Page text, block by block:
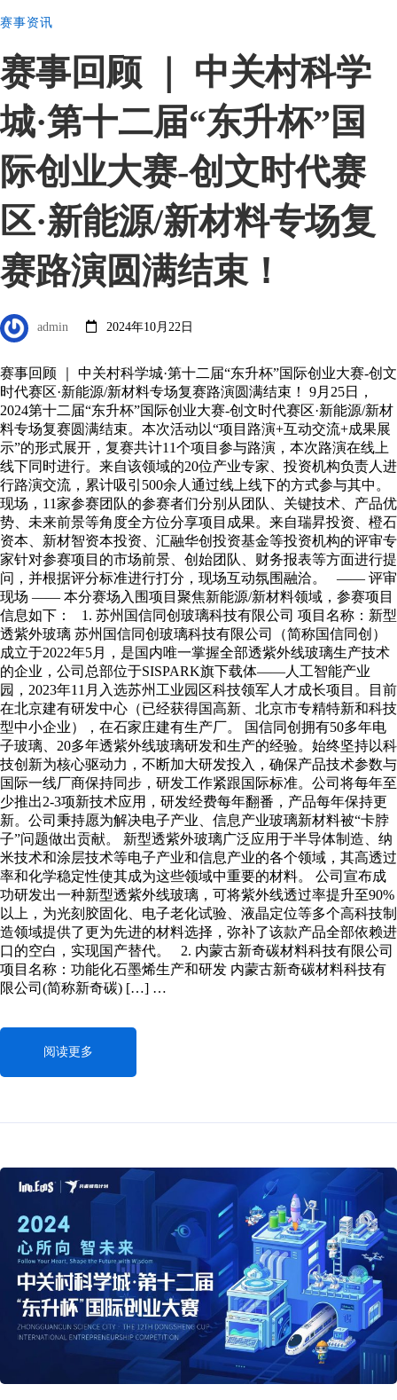
赛事资讯
赛事回顾 ｜ 中关村科学
城·第十二届“东升杯”国
际创业大赛-创文时代赛
区·新能源/新材料专场复
赛路演圆满结束！
admin 2024年10月22日
赛事回顾 ｜ 中关村科学城·第十二届“东升杯”国际创业大赛-创文
时代赛区·新能源/新材料专场复赛路演圆满结束！ 9月25日，
2024第十二届“东升杯”国际创业大赛-创文时代赛区·新能源/新材
料专场复赛圆满结束。本次活动以“项目路演+互动交流+成果展
示”的形式展开，复赛共计11个项目参与路演，本次路演在线上
线下同时进行。来自该领域的20位产业专家、投资机构负责人进
行路演交流，累计吸引500余人通过线上线下的方式参与其中。
现场，11家参赛团队的参赛者们分别从团队、关键技术、产品优
势、未来前景等角度全方位分享项目成果。来自瑞昇投资、橙石
资本、新材智资本投资、汇融华创投资基金等投资机构的评审专
家针对参赛项目的市场前景、创始团队、财务报表等方面进行提
问，并根据评分标准进行打分，现场互动氛围融洽。 —— 评审
现场 —— 本分赛场入围项目聚焦新能源/新材料领域，参赛项目
信息如下： 1. 苏州国信同创玻璃科技有限公司 项目名称：新型
透紫外玻璃 苏州国信同创玻璃科技有限公司（简称国信同创）
成立于2022年5月，是国内唯一掌握全部透紫外线玻璃生产技术
的企业，公司总部位于SISPARK旗下载体——人工智能产业
园，2023年11月入选苏州工业园区科技领军人才成长项目。目前
在北京建有研发中心（已经获得国高新、北京市专精特新和科技
型中小企业），在石家庄建有生产厂。 国信同创拥有50多年电
子玻璃、20多年透紫外线玻璃研发和生产的经验。始终坚持以科
技创新为核心驱动力，不断加大研发投入，确保产品技术参数与
国际一线厂商保持同步，研发工作紧跟国际标准。公司将每年至
少推出2-3项新技术应用，研发经费每年翻番，产品每年保持更
新。公司秉持愿为解决电子产业、信息产业玻璃新材料被“卡脖
子”问题做出贡献。 新型透紫外玻璃广泛应用于半导体制造、纳
米技术和涂层技术等电子产业和信息产业的各个领域，其高透过
率和化学稳定性使其成为这些领域中重要的材料。 公司宣布成
功研发出一种新型透紫外线玻璃，可将紫外线透过率提升至90%
以上，为光刻胶固化、电子老化试验、液晶定位等多个高科技制
造领域提供了更为先进的材料选择，弥补了该款产品全部依赖进
口的空白，实现国产替代。 2. 内蒙古新奇碳材料科技有限公司
项目名称：功能化石墨烯生产和研发 内蒙古新奇碳材料科技有
限公司(简称新奇碳) […] …
阅读更多